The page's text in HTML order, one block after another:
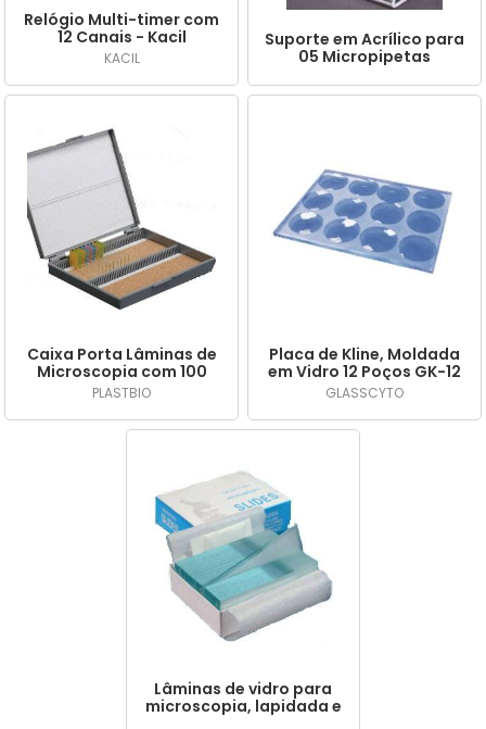
Relógio Multi-timer com
12 Canais - Kacil
KACIL
Suporte em Acrílico para
05 Micropipetas
Caixa Porta Lâminas de
Microscopia com 100
Lugares, Tampa com
Fecho de Segurança. -
PLASTBIO
Placa de Kline, Moldada
em Vidro 12 Poços GK-12
- Glasscyto
GLASSCYTO
Lâminas de vidro para
microscopia, lapidada e